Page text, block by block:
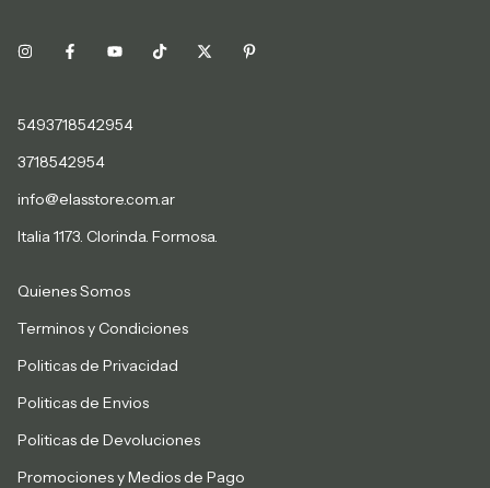
5493718542954
3718542954
info@elasstore.com.ar
Italia 1173. Clorinda. Formosa.
Quienes Somos
Terminos y Condiciones
Politicas de Privacidad
Politicas de Envios
Politicas de Devoluciones
Promociones y Medios de Pago